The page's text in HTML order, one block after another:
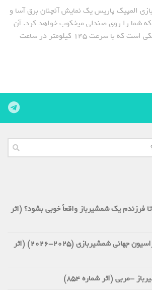
المپیک پاریس یک نمایش آنچنان برق آسا و
شما را روی صندلی میخکوب خواهد کرد. آن
نوعی شطرنج فیزیکی است که با سرعت 145 کیلومتر در ساعت
یک شمشیرباز واقعاً خوبی بشود؟ (اثر
قوانین تکنیکی فدراسیون جهانی شمشیربازی (2025-2026) (اثر
مربی (اثر شماره 854)